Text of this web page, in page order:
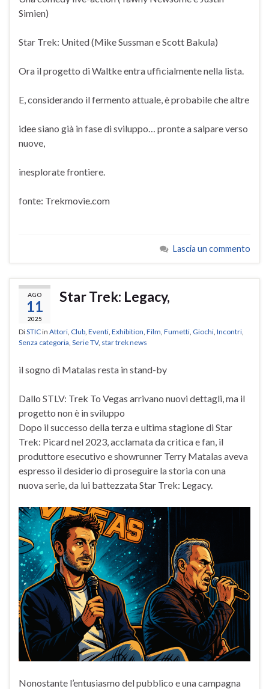
Simien)
Star Trek: United (Mike Sussman e Scott Bakula)
Ora il progetto di Waltke entra ufficialmente nella lista.
E, considerando il fermento attuale, è probabile che altre
idee siano già in fase di sviluppo… pronte a salpare verso
nuove,
inesplorate frontiere.
fonte: Trekmovie.com
Lascia un commento
AGO
11
2025
Star Trek: Legacy,
DiSTICin Attori Club Eventi Exhibition Film Fumetti Giochi Incontri
Senza categoria Serie TV, star trek news
il sogno di Matalas resta in stand-by
Dallo STLV: Trek To Vegas arrivano nuovi dettagli, ma il
progetto non è in sviluppo
Dopo il successo della terza e ultima stagione di Star
Trek: Picard nel 2023, acclamata da critica e fan, il
produttore esecutivo e showrunner Terry Matalas aveva
espresso il desiderio di proseguire la storia con una
nuova serie, da lui battezzata Star Trek: Legacy.
Nonostante l’entusiasmo del pubblico e una campagna